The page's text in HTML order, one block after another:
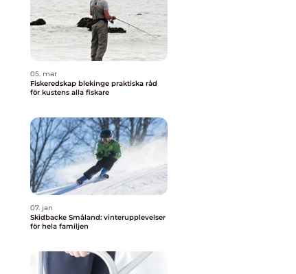
05. mar
Fiskeredskap blekinge praktiska råd
för kustens alla fiskare
07. jan
Skidbacke Småland: vinterupplevelser
för hela familjen